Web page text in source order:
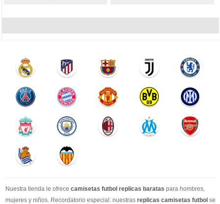
Nuestra tienda le ofrece camisetas futbol replicas baratas para hombres,
mujeres y niños. Recordatorio especial: nuestras replicas camisetas futbol se